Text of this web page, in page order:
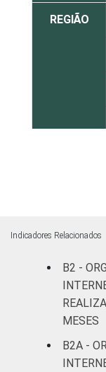
REGIÃO
Indicadores Relacionados
B2 -
MESES
B2A -